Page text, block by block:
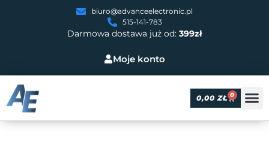
Moje konto
Darmowa dostawa już od: 399zł
biuro@advanceelectronic.pl
515-141-783
0,00 ZŁ 0